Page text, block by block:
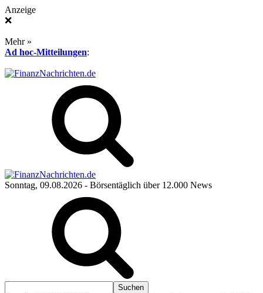
Anzeige
❌
Mehr »
Ad hoc-Mitteilungen:
Sonntag, 09.08.2026 - Börsentäglich über 12.000 News